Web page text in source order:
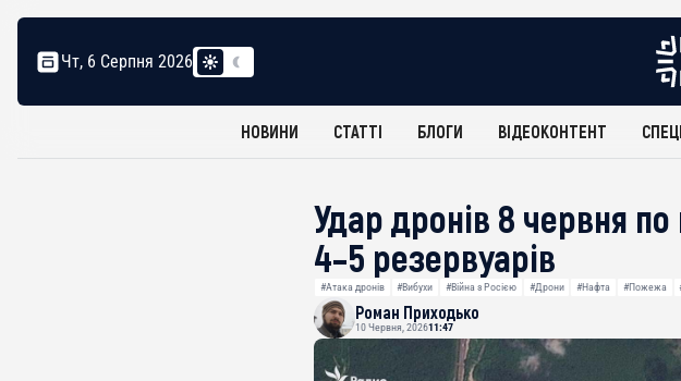
Чт, 6 Серпня 2026
НОВИНИ СТАТТІ БЛОГИ ВІДЕОКОНТЕНТ
Удар дронів 8 червня
4–5 резервуарів
#Атака дронів #Вибухи #Війна з Росією #Дрони #Нафта #Пожежа
Роман Приходько
10 Червня, 202611:47